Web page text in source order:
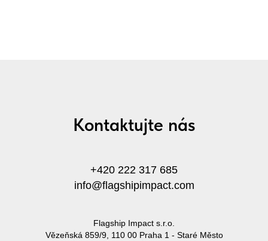
Kontaktujte nás
+420 222 317 685
info@flagshipimpact.com
Flagship Impact s.r.o.
Vězeňská 859/9, 110 00 Praha 1 - Staré Město